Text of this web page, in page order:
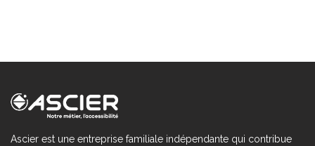
Ascier est une entreprise familiale indépendante qui contribue